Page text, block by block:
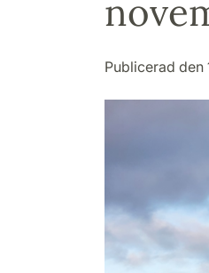
Publicerad den